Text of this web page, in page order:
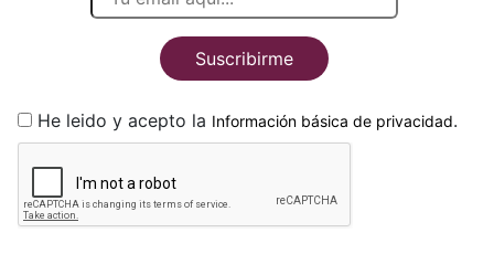
Suscribirme
He leido y acepto la Información básica de privacidad.